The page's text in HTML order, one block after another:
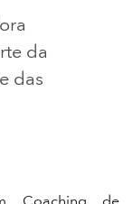
da
das